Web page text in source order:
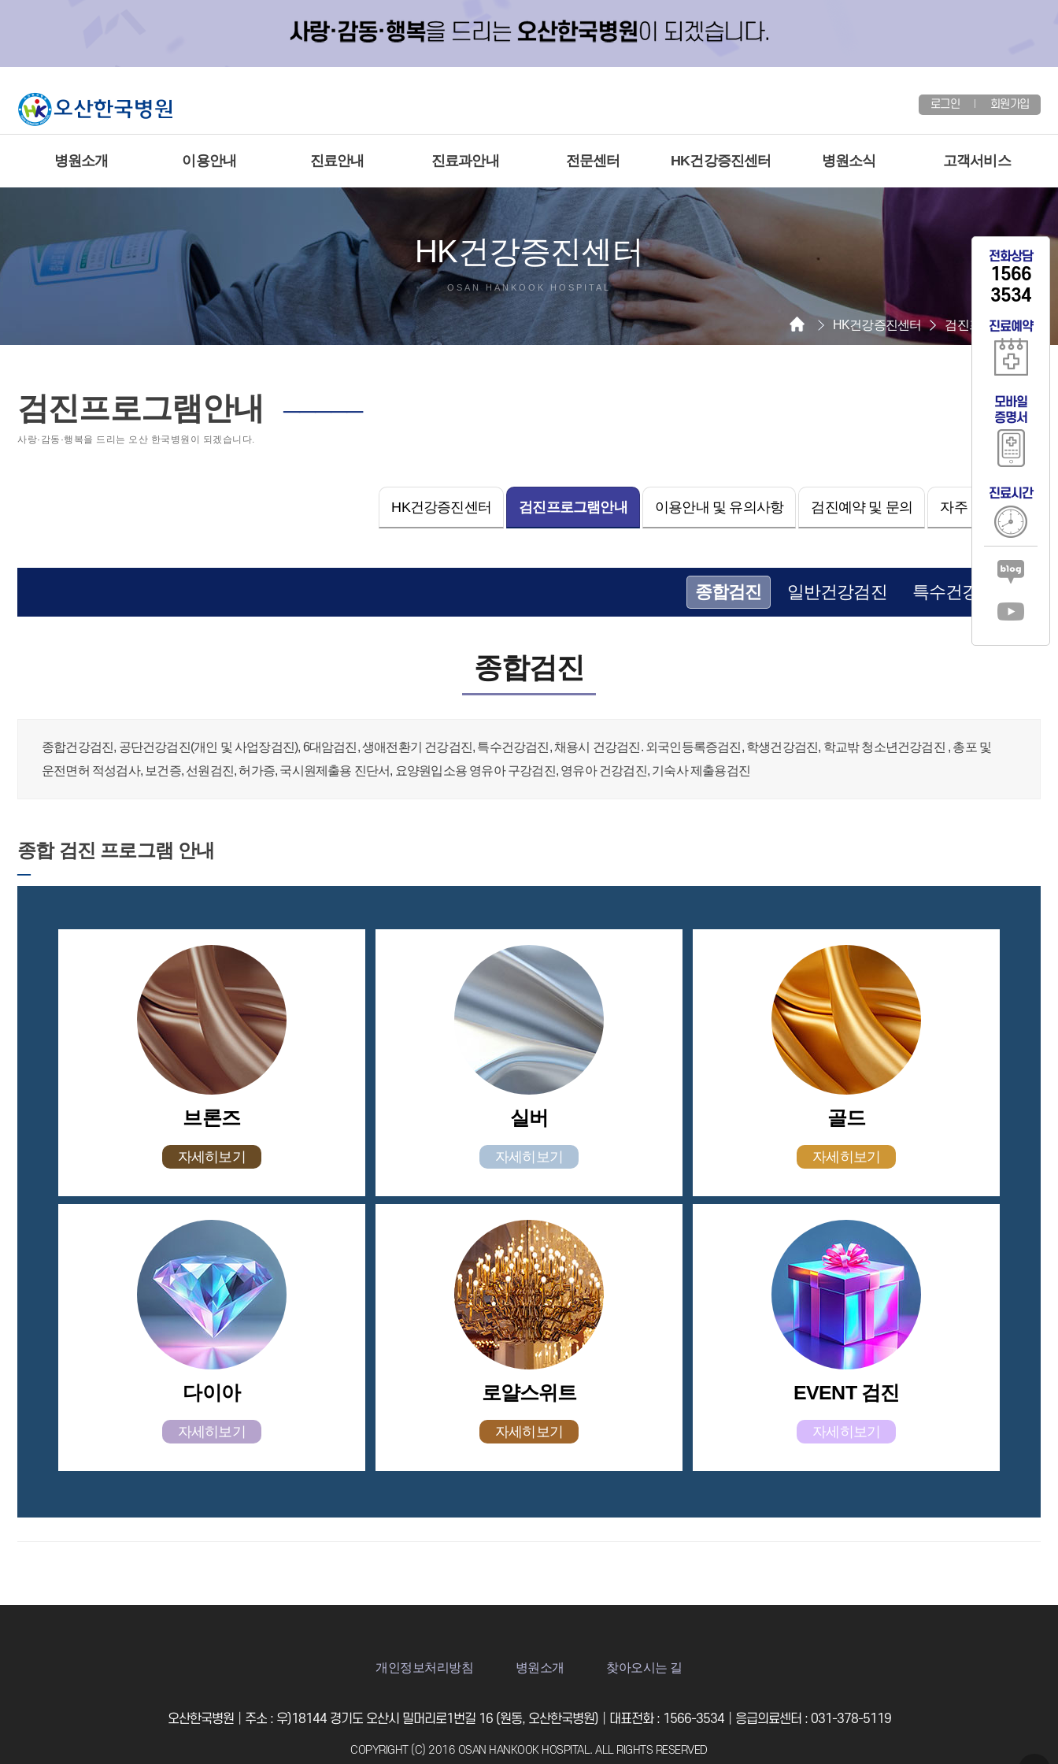
전화상담
1566
3534
진료예약
모바일
증명서
진료시간
로그인 회원가입
병원소개 이용안내 진료안내 진료과안내 전문센터 HK건강증진센터 병원소식 고객서비스
HK건강증진센터
OSAN HANKOOK HOSPITAL
HK건강증진센터 검진프로그램안내
검진프로그램안내 ─────
사랑·감동·행복을 드리는 오산 한국병원이 되겠습니다.
HK건강증진센터 검진프로그램안내 이용안내 및 유의사항 검진예약 및 문의 자주 묻는 질문
종합검진 일반건강검진 특수건강검진
종합검진
종합건강검진, 공단건강검진(개인 및 사업장검진), 6대암검진, 생애전환기 건강검진, 특수건강검진, 채용시 건강검진. 외국인등록증검진, 학생건강검진, 학교밖 청소년건강검진 , 총포 및
운전면허 적성검사, 보건증, 선원검진, 허가증, 국시원제출용 진단서, 요양원입소용 영유아 구강검진, 영유아 건강검진, 기숙사 제출용검진
종합 검진 프로그램 안내
─
브론즈
자세히보기
실버
자세히보기
골드
자세히보기
다이아
자세히보기
로얄스위트
자세히보기
EVENT 검진
자세히보기
개인정보처리방침 병원소개 찾아오시는 길
오산한국병원│주소 : 우)18144 경기도 오산시 밀머리로1번길 16 (원동, 오산한국병원)│대표전화 : 1566-3534│응급의료센터 : 031-378-5119
COPYRIGHT (C) 2016 OSAN HANKOOK HOSPITAL. ALL RIGHTS RESERVED